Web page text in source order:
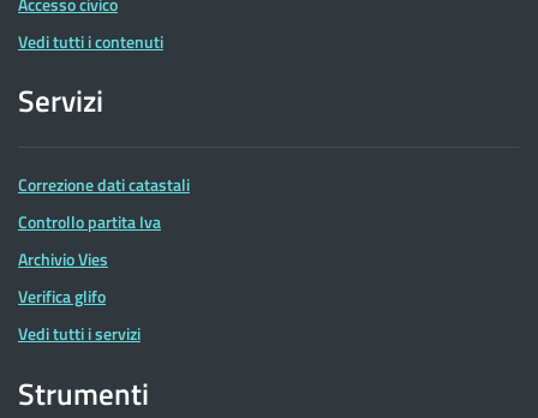
Vedi tutti i contenuti
Servizi
Correzione dati catastali
Controllo partita Iva
Archivio Vies
Verifica glifo
Vedi tutti i servizi
Strumenti